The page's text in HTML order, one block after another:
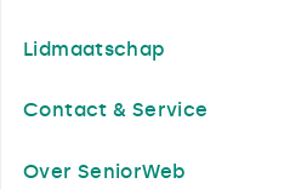
Lidmaatschap
Contact & Service
Over SeniorWeb